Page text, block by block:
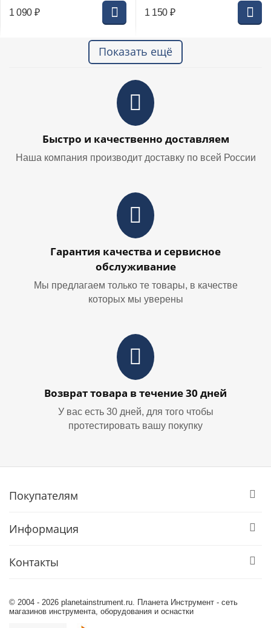
1 090 ₽ 1 150 ₽
Показать ещё
Быстро и качественно доставляем
Наша компания производит доставку по всей России
Гарантия качества и сервисное
обслуживание
Мы предлагаем только те товары, в качестве
которых мы уверены
Возврат товара в течение 30 дней
У вас есть 30 дней, для того чтобы
протестировать вашу покупку
Покупателям
Информация
Контакты
© 2004 - 2026 planetainstrument.ru. Планета Инструмент - сеть
магазинов инструмента, оборудования и оснастки